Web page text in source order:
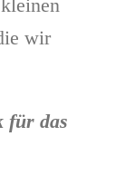
wir
für das